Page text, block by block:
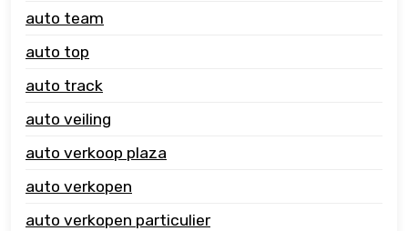
auto team
auto top
auto track
auto veiling
auto verkoop plaza
auto verkopen
auto verkopen particulier